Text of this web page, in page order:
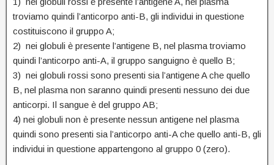
troviamo quindi l’anticorpo anti-B, gli individui in questione
costituiscono il gruppo A;
2) nei globuli è presente l’antigene B, nel plasma troviamo
quindi l’anticorpo anti-A, il gruppo sanguigno è quello B;
3) nei globuli rossi sono presenti sia l’antigene A che quello
B, nel plasma non saranno quindi presenti nessuno dei due
anticorpi. Il sangue è del gruppo AB;
4) nei globuli non è presente nessun antigene nel plasma
quindi sono presenti sia l’anticorpo anti-A che quello anti-B, gli
individui in questione appartengono al gruppo 0 (zero).